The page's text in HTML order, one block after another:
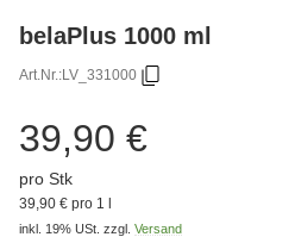
belaPlus 1000 ml
Art.Nr.:LV_331000
39,90 €
pro Stk
39,90 € pro 1 l
inkl. 19% USt. zzgl. Versand